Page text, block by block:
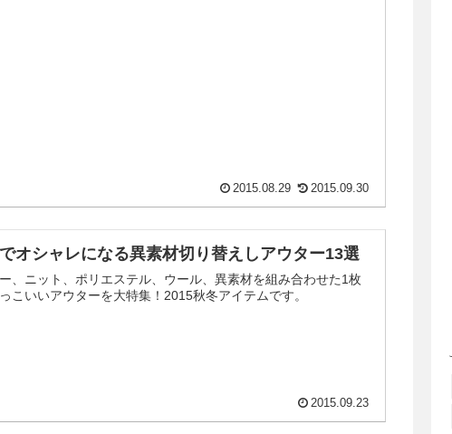
2015.08.29 2015.09.30
オシャレになる異素材切り替えしアウター13選
、ニット、ポリエステル、ウール、異素材を組み合わせた1枚
こいいアウターを大特集！2015秋冬アイテムです。
2015.09.23